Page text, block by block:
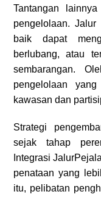
Tantangan
pengelolaan.
baik dapat
berlubang, atau
sembarangan.
pengelolaan
kawasan dan
Strategi
sejak tahap
Integrasi
penataan yang
itu, pelibatan